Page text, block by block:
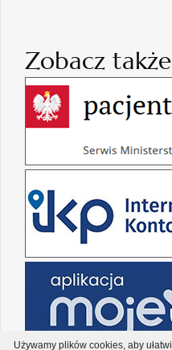
Używamy plików cookies, aby
Zobacz